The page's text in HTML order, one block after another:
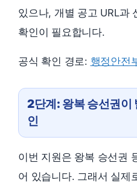
있으나, 개별 공고 URL과
확인이 필요합니다.
공식 확인 경로: 행정안전
2단계: 왕복 승선권이
인
이번 지원은 왕복 승선권
어 있습니다. 그래서 실제